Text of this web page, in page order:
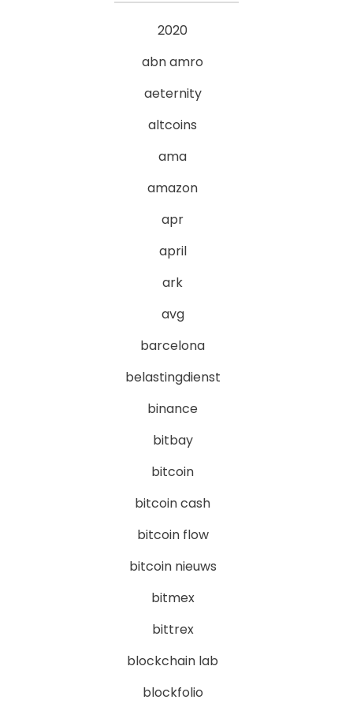
2020
abn amro
aeternity
altcoins
ama
amazon
apr
april
ark
avg
barcelona
belastingdienst
binance
bitbay
bitcoin
bitcoin cash
bitcoin flow
bitcoin nieuws
bitmex
bittrex
blockchain lab
blockfolio